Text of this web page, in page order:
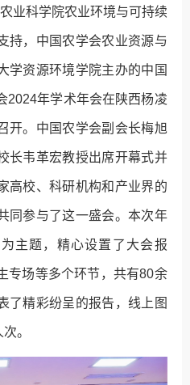
科学院农业环境与可持续
持，中国农学会农业资源与
学资源环境学院主办的中国
2024年学术年会在陕西杨凌
开。中国农学会副会长梅旭
长韦革宏教授出席开幕式并
高校、科研机构和产业界的
同参与了这一盛会。本次年
主题，精心设置了大会报
专场等多个环节，共有80余
了精彩纷呈的报告，线上图
。